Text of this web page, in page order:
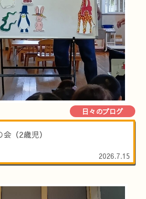
日々のブログ
（2歳児）
2026.7.15